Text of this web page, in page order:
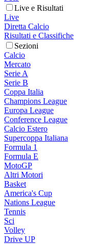
Live e Risultati
Live
Diretta Calcio
Risultati e Classifiche
Sezioni
Calcio
Mercato
Serie A
Serie B
Coppa Italia
Champions League
Europa League
Conference League
Calcio Estero
Supercoppa Italiana
Formula 1
Formula E
MotoGP
Altri Motori
Basket
America's Cup
Nations League
Tennis
Sci
Volley
Drive UP